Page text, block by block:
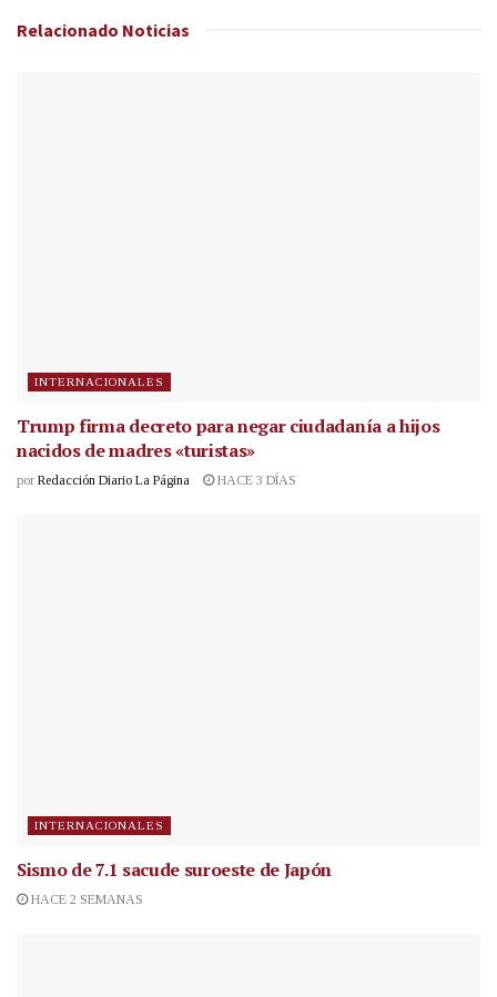
Relacionado Noticias
INTERNACIONALES
Trump firma decreto para negar ciudadanía a hijos
nacidos de madres «turistas»
por Redacción Diario La Página HACE 3 DÍAS
INTERNACIONALES
Sismo de 7.1 sacude suroeste de Japón
HACE 2 SEMANAS